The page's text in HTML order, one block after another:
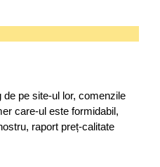
pe site-ul lor, comenzile
care-ul este formidabil,
raport preț-calitate